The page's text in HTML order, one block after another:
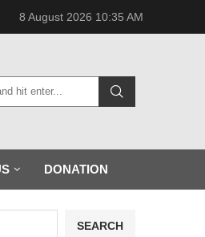
8 August 2026 10:35 AM
DONATION
SEARCH